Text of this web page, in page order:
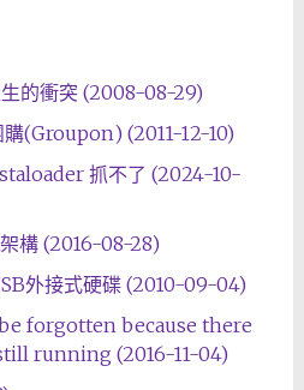
的衝突 (2008-08-29)
(Groupon) (2011-12-10)
抓不了 (2024-10-
構 (2016-08-28)
外接式硬碟 (2010-09-04)
forgotten because there
running (2016-11-04)